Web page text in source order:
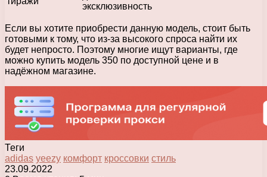
эксклюзивность
Если вы хотите приобрести данную модель, стоит быть
готовыми к тому, что из-за высокого спроса найти их
будет непросто. Поэтому многие ищут варианты, где
можно купить модель 350 по доступной цене и в
надёжном магазине.
Теги
adidas yeezy комфорт кроссовки стиль
23.09.2022